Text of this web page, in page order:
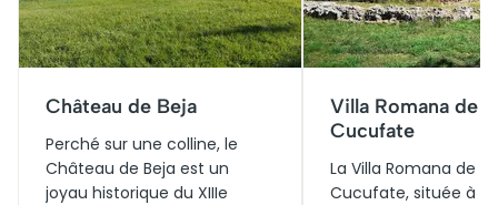
Château de Beja
Perché sur une colline, le
Château de Beja est un
joyau historique du XIIIe
Villa Romana de
Cucufate
La Villa Romana de
Cucufate, située à